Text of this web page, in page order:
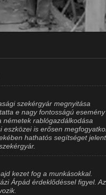
szekérgyár megnyitása
e nagy fontosságú esemény
németek rablógazdálkodása
eszközei is erősen
hathatós segítséget
kezet fog a munkásokkal.
Árpád érdeklődéssel figyel. Az